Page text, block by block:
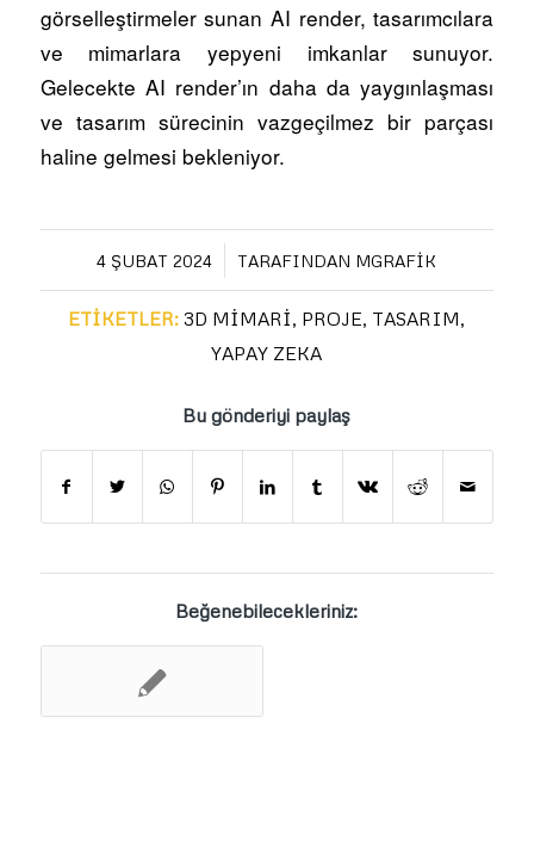
görselleştirmeler sunan AI render, tasarımcılara
ve mimarlara yepyeni imkanlar sunuyor.
Gelecekte AI render’ın daha da yaygınlaşması
ve tasarım sürecinin vazgeçilmez bir parçası
haline gelmesi bekleniyor.
4 ŞUBAT 2024
/ TARAFINDAN MGRAFIK
ETIKETLER: 3D MIMARI, PROJE, TASARIM,
YAPAY ZEKA
Bu gönderiyi paylaş
Beğenebilecekleriniz: